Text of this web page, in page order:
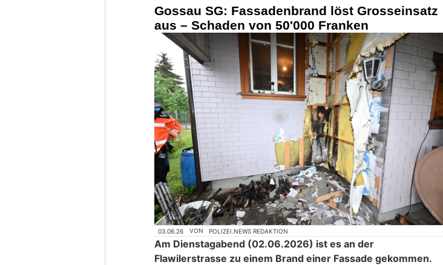
Gossau SG: Fassadenbrand löst Grosseinsatz
aus – Schaden von 50'000 Franken
03.06.26 VON POLIZEI.NEWS REDAKTION
Am Dienstagabend (02.06.2026) ist es an der
Flawilerstrasse zu einem Brand einer Fassade gekommen.